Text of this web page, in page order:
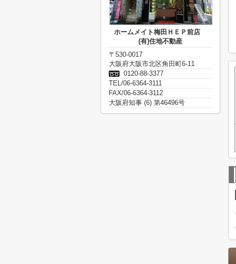
ホームメイト梅田ＨＥＰ前店
(有)住地不動産
〒530-0017
大阪府大阪市北区角田町6-11
0120-88-3377
TEL/06-6364-3111
FAX/06-6364-3112
大阪府知事 (6) 第46496号